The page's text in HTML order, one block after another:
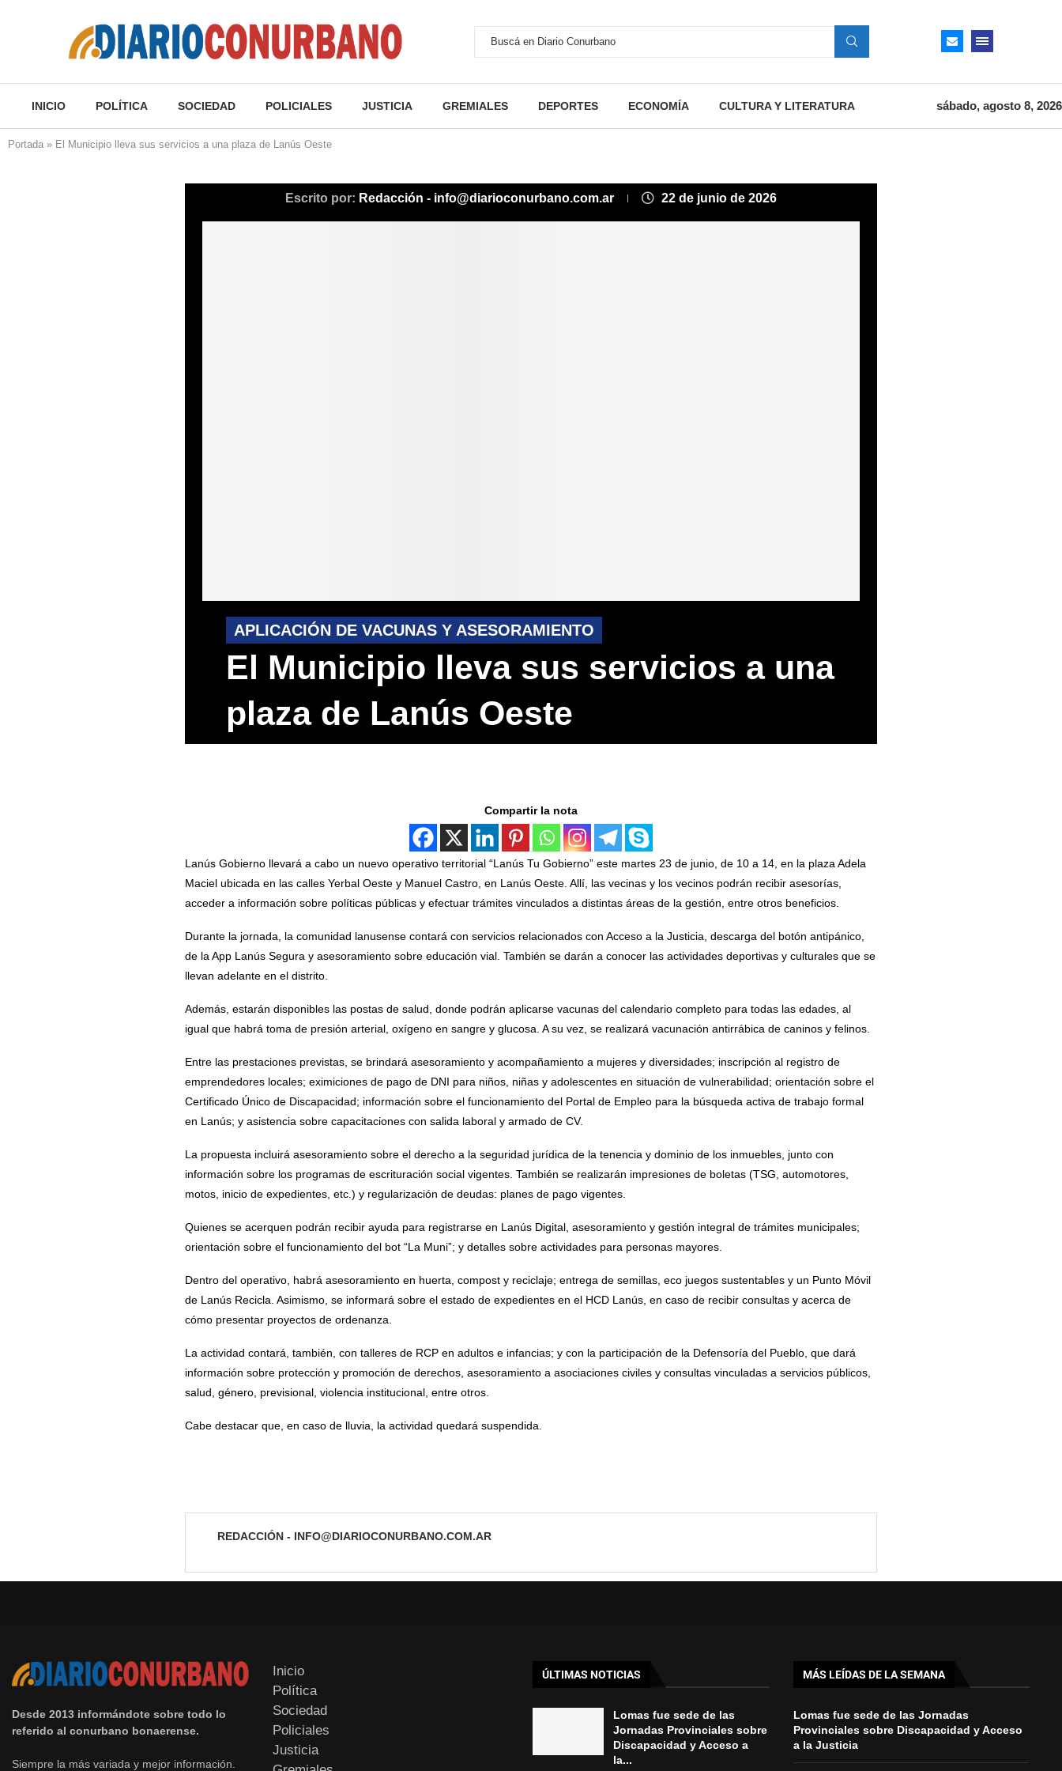
INICIO POLÍTICA SOCIEDAD POLICIALES JUSTICIA GREMIALES DEPORTES ECONOMÍA CULTURA Y LITERATURA sábado, agosto 8, 2026
Portada » El Municipio lleva sus servicios a una plaza de Lanús Oeste
Escrito por: Redacción - info@diarioconurbano.com.ar 22 de junio de 2026
APLICACIÓN DE VACUNAS Y ASESORAMIENTO
El Municipio lleva sus servicios a una
plaza de Lanús Oeste
Compartir la nota
Lanús Gobierno llevará a cabo un nuevo operativo territorial “Lanús Tu Gobierno” este martes 23 de junio, de 10 a 14, en la plaza Adela
Maciel ubicada en las calles Yerbal Oeste y Manuel Castro, en Lanús Oeste. Allí, las vecinas y los vecinos podrán recibir asesorías,
acceder a información sobre políticas públicas y efectuar trámites vinculados a distintas áreas de la gestión, entre otros beneficios.
Durante la jornada, la comunidad lanusense contará con servicios relacionados con Acceso a la Justicia, descarga del botón antipánico,
de la App Lanús Segura y asesoramiento sobre educación vial. También se darán a conocer las actividades deportivas y culturales que se
llevan adelante en el distrito.
Además, estarán disponibles las postas de salud, donde podrán aplicarse vacunas del calendario completo para todas las edades, al
igual que habrá toma de presión arterial, oxígeno en sangre y glucosa. A su vez, se realizará vacunación antirrábica de caninos y felinos.
Entre las prestaciones previstas, se brindará asesoramiento y acompañamiento a mujeres y diversidades; inscripción al registro de
emprendedores locales; eximiciones de pago de DNI para niños, niñas y adolescentes en situación de vulnerabilidad; orientación sobre el
Certificado Único de Discapacidad; información sobre el funcionamiento del Portal de Empleo para la búsqueda activa de trabajo formal
en Lanús; y asistencia sobre capacitaciones con salida laboral y armado de CV.
La propuesta incluirá asesoramiento sobre el derecho a la seguridad jurídica de la tenencia y dominio de los inmuebles, junto con
información sobre los programas de escrituración social vigentes. También se realizarán impresiones de boletas (TSG, automotores,
motos, inicio de expedientes, etc.) y regularización de deudas: planes de pago vigentes.
Quienes se acerquen podrán recibir ayuda para registrarse en Lanús Digital, asesoramiento y gestión integral de trámites municipales;
orientación sobre el funcionamiento del bot “La Muni”; y detalles sobre actividades para personas mayores.
Dentro del operativo, habrá asesoramiento en huerta, compost y reciclaje; entrega de semillas, eco juegos sustentables y un Punto Móvil
de Lanús Recicla. Asimismo, se informará sobre el estado de expedientes en el HCD Lanús, en caso de recibir consultas y acerca de
cómo presentar proyectos de ordenanza.
La actividad contará, también, con talleres de RCP en adultos e infancias; y con la participación de la Defensoría del Pueblo, que dará
información sobre protección y promoción de derechos, asesoramiento a asociaciones civiles y consultas vinculadas a servicios públicos,
salud, género, previsional, violencia institucional, entre otros.
Cabe destacar que, en caso de lluvia, la actividad quedará suspendida.
REDACCIÓN - INFO@DIARIOCONURBANO.COM.AR
Desde 2013 informándote sobre todo lo
referido al conurbano bonaerense.
Siempre la más variada y mejor información.
Inicio
Política
Sociedad
Policiales
Justicia
ÚLTIMAS NOTICIAS
Lomas fue sede de las
Jornadas Provinciales sobre
Discapacidad y Acceso a
la...
MÁS LEÍDAS DE LA SEMANA
Lomas fue sede de las Jornadas
Provinciales sobre Discapacidad y Acceso
a la Justicia